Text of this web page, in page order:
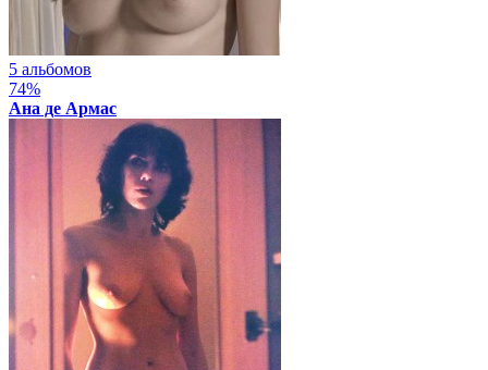
5 альбомов
74%
Ана де Армас